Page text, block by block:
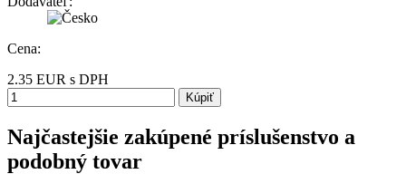
Cena:
2.35 EUR s DPH
Kúpiť
Najčastejšie zakúpené príslušenstvo a
podobný tovar